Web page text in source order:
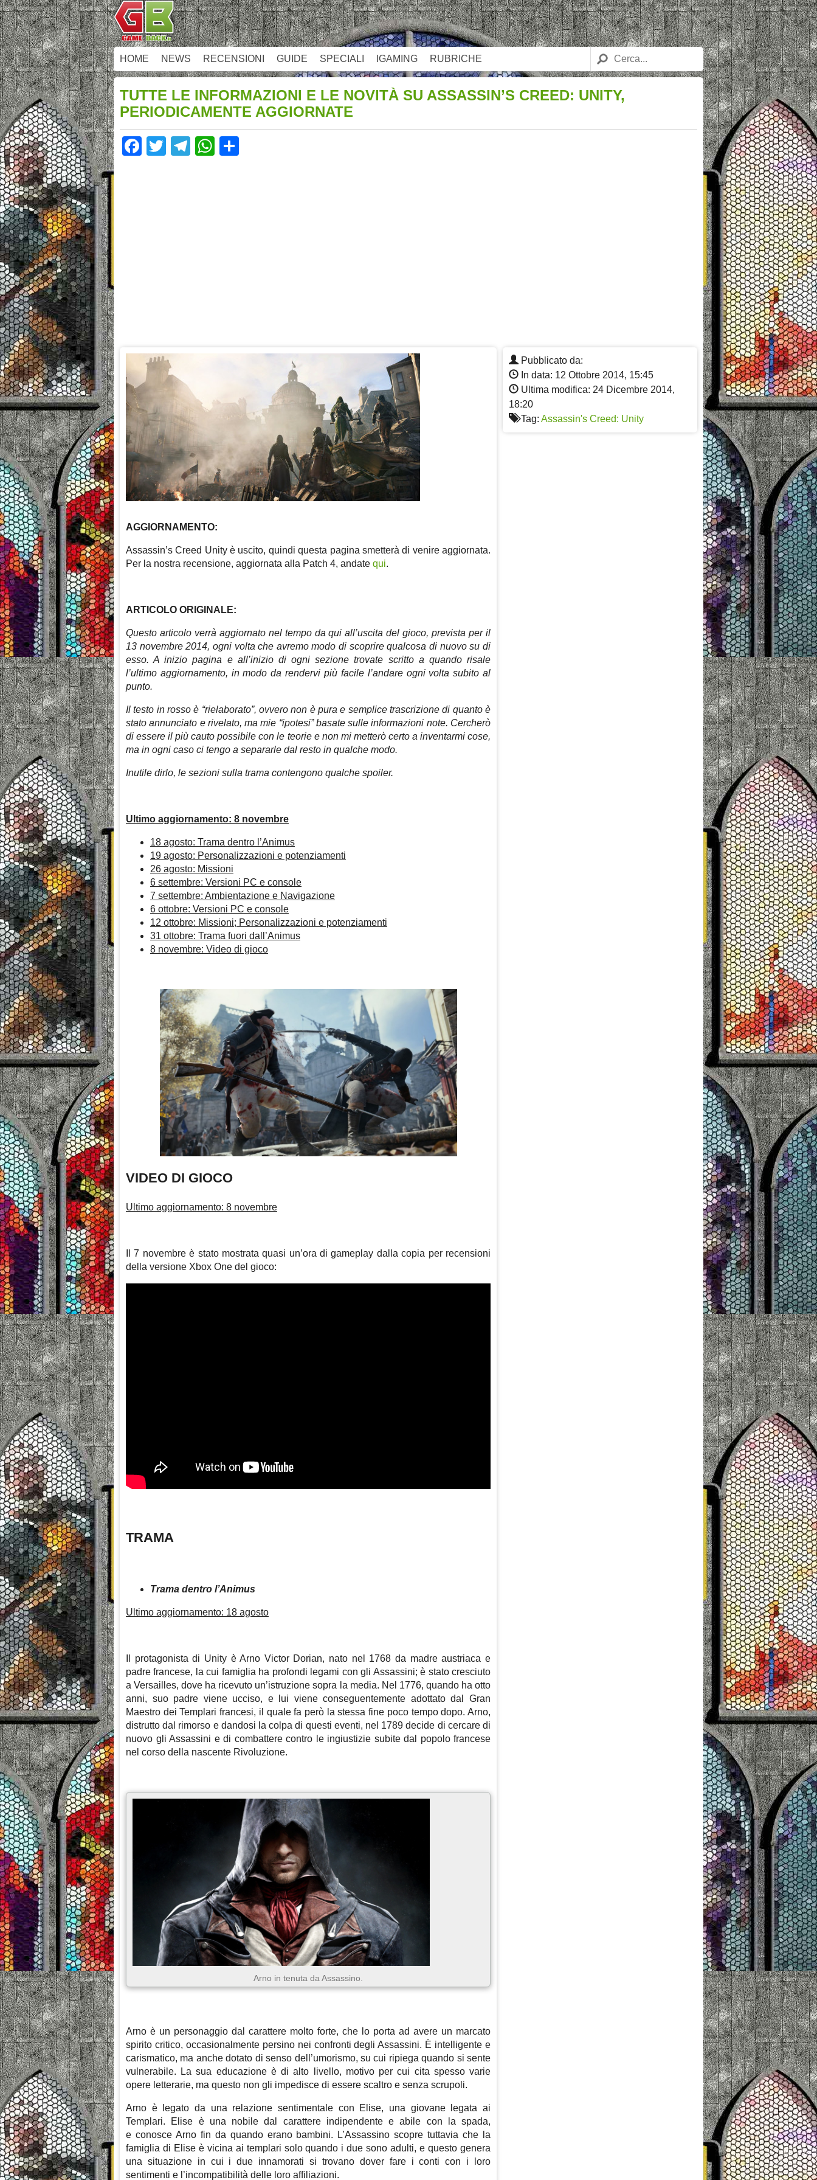
HOME NEWS RECENSIONI GUIDE SPECIALI IGAMING RUBRICHE
TUTTE LE INFORMAZIONI E LE NOVITÀ SU ASSASSIN’S CREED: UNITY,
PERIODICAMENTE AGGIORNATE
Facebook
TwitterTelegram
WhatsApp
Pubblicato da:
In data: 12 Ottobre 2014, 15:45
Ultima modifica: 24 Dicembre 2014,
18:20
Tag: Assassin's Creed: Unity
AGGIORNAMENTO:
Assassin’s Creed Unity è uscito, quindi questa pagina smetterà di venire aggiornata.
Per la nostra recensione, aggiornata alla Patch 4, andate qui.
ARTICOLO ORIGINALE:
Questo articolo verrà aggiornato nel tempo da qui all’uscita del gioco, prevista per il
13 novembre 2014, ogni volta che avremo modo di scoprire qualcosa di nuovo su di
esso. A inizio pagina e all’inizio di ogni sezione trovate scritto a quando risale
l’ultimo aggiornamento, in modo da rendervi più facile l’andare ogni volta subito al
punto.
Il testo in rosso è “rielaborato”, ovvero non è pura e semplice trascrizione di quanto è
stato annunciato e rivelato, ma mie “ipotesi” basate sulle informazioni note. Cercherò
di essere il più cauto possibile con le teorie e non mi metterò certo a inventarmi cose,
ma in ogni caso ci tengo a separarle dal resto in qualche modo.
Inutile dirlo, le sezioni sulla trama contengono qualche spoiler.
Ultimo aggiornamento: 8 novembre
18 agosto: Trama dentro l’Animus
19 agosto: Personalizzazioni e potenziamenti
26 agosto: Missioni
6 settembre: Versioni PC e console
7 settembre: Ambientazione e Navigazione
6 ottobre: Versioni PC e console
12 ottobre: Missioni; Personalizzazioni e potenziamenti
31 ottobre: Trama fuori dall’Animus
8 novembre: Video di gioco
VIDEO DI GIOCO
Ultimo aggiornamento: 8 novembre
Il 7 novembre è stato mostrata quasi un’ora di gameplay dalla copia per recensioni
della versione Xbox One del gioco:
TRAMA
Trama dentro l’Animus
Ultimo aggiornamento: 18 agosto
Il protagonista di Unity è Arno Victor Dorian, nato nel 1768 da madre austriaca e
padre francese, la cui famiglia ha profondi legami con gli Assassini; è stato cresciuto
a Versailles, dove ha ricevuto un’istruzione sopra la media. Nel 1776, quando ha otto
anni, suo padre viene ucciso, e lui viene conseguentemente adottato dal Gran
Maestro dei Templari francesi, il quale fa però la stessa fine poco tempo dopo. Arno,
distrutto dal rimorso e dandosi la colpa di questi eventi, nel 1789 decide di cercare di
nuovo gli Assassini e di combattere contro le ingiustizie subite dal popolo francese
nel corso della nascente Rivoluzione.
Arno in tenuta da Assassino.
Arno è un personaggio dal carattere molto forte, che lo porta ad avere un marcato
spirito critico, occasionalmente persino nei confronti degli Assassini. È intelligente e
carismatico, ma anche dotato di senso dell’umorismo, su cui ripiega quando si sente
vulnerabile. La sua educazione è di alto livello, motivo per cui cita spesso varie
opere letterarie, ma questo non gli impedisce di essere scaltro e senza scrupoli.
Arno è legato da una relazione sentimentale con Elise, una giovane legata ai
Templari. Elise è una nobile dal carattere indipendente e abile con la spada,
e conosce Arno fin da quando erano bambini. L’Assassino scopre tuttavia che la
famiglia di Elise è vicina ai templari solo quando i due sono adulti, e questo genera
una situazione in cui i due innamorati si trovano dover fare i conti con i loro
sentimenti e l’incompatibilità delle loro affiliazioni.